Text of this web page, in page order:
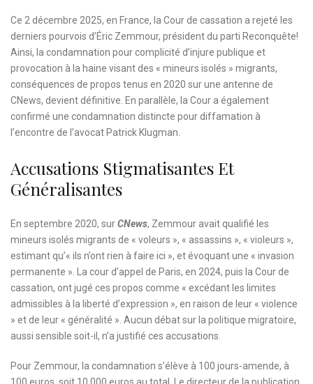
Ce 2 décembre 2025, en France, la Cour de cassation a rejeté les
derniers pourvois d’Éric Zemmour, président du parti Reconquête!
Ainsi, la condamnation pour complicité d’injure publique et
provocation à la haine visant des « mineurs isolés » migrants,
conséquences de propos tenus en 2020 sur une antenne de
CNews, devient définitive. En parallèle, la Cour a également
confirmé une condamnation distincte pour diffamation à
l’encontre de l’avocat Patrick Klugman.
Accusations Stigmatisantes Et
Généralisantes
En septembre 2020, surCNews, Zemmour avait qualifié les
mineurs isolés migrants de « voleurs », « assassins », « violeurs »,
estimant qu’« ils n’ont rien à faire ici », et évoquant une « invasion
permanente ». La cour d’appel de Paris, en 2024, puis la Cour de
cassation, ont jugé ces propos comme « excédant les limites
admissibles à la liberté d’expression », en raison de leur « violence
» et de leur « généralité ». Aucun débat sur la politique migratoire,
aussi sensible soit-il, n’a justifié ces accusations.
Pour Zemmour, la condamnation s’élève à 100 jours-amende, à